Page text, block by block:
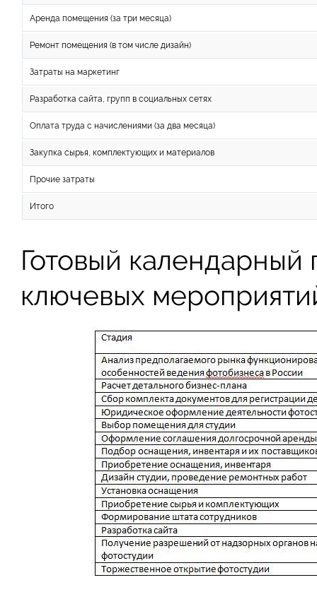
Аренда помещения (за три месяца)
Ремонт помещения (в том числе дизайн)
Затраты на маркетинг
Разработка сайта, групп в социальных сетях
Оплата труда с начислениями (за два месяца)
Закупка сырья, комплектующих и материалов
Прочие затраты
Итого
Готовый
ключевых